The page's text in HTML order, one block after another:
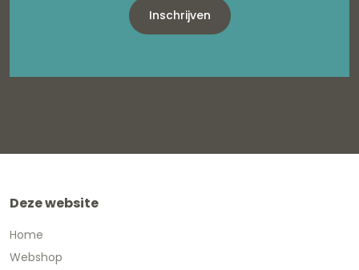
Inschrijven
Deze website
Home
Webshop